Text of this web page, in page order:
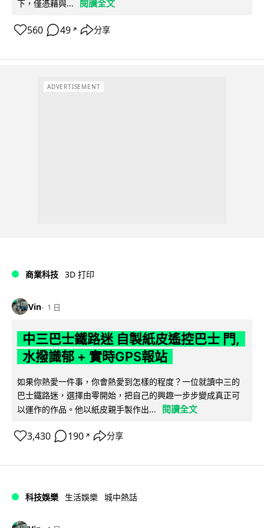
下，僅憑藉與...
閱讀全文
560 49 ↗ 分享
ADVERTISEMENT
商業科技 3D 打印
Vin 1 日
中三巴士鐵路迷 自製紙皮遙控巴士 門,
水撥識郁 + 實時GPS報站
如果你熱愛一件事，你會熱愛到怎樣的程度？一位就讀中三的
巴士鐵路迷，選擇由零開始，把自己的興趣一步步變成真正可
以運作的作品。他以紙皮親手製作出...
閱讀全文
3,430 190 ↗ 分享
科技娛樂 生活娛樂 城中熱話